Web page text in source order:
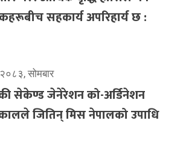
सहकार्य अपरिहार्य छ :
सोमबार
सेकेण्ड जेनेरेशन को-अर्डिनेशन
जितिन् मिस नेपालको उपाधि